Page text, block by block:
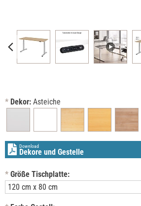
* Dekor: Asteiche
Download
Dekore und Gestelle
* Größe Tischplatte: